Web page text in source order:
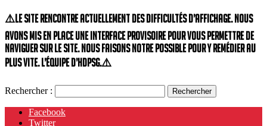
⚠️Le site rencontre actuellement des difficultés d’affichage. Nous
avons mis en place une interface provisoire pour vous permettre de
naviguer sur le site. Nous faisons notre possible pour y remédier au
plus vite. L’équipe d’HdPSG.⚠️
Rechercher :
Facebook
Twitter